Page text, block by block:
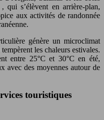
, qui s’élèvent en arrière-plan,
aux activités de randonnée
génère un microclimat
les chaleurs estivales.
entre 25°C et 30°C en été,
avec des moyennes autour de
touristiques